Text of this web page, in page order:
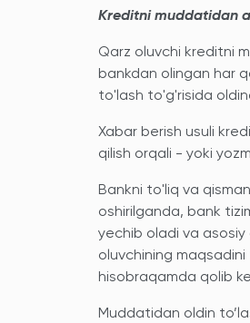
Kreditni muddatidan
Qarz oluvchi kreditni
bankdan olingan har
to'lash to'g'risida
Xabar berish usuli
qilish orqali - yoki
Bankni to'liq va
oshirilganda, bank
yechib oladi va asosiy
oluvchining
hisobraqamda qolib
Muddatidan oldin